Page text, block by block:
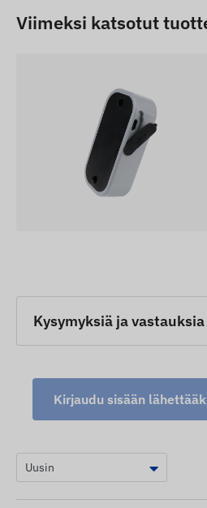
Viimeksi katsotut
Kysymyksiä ja vastauksia
Kirjaudu sisään